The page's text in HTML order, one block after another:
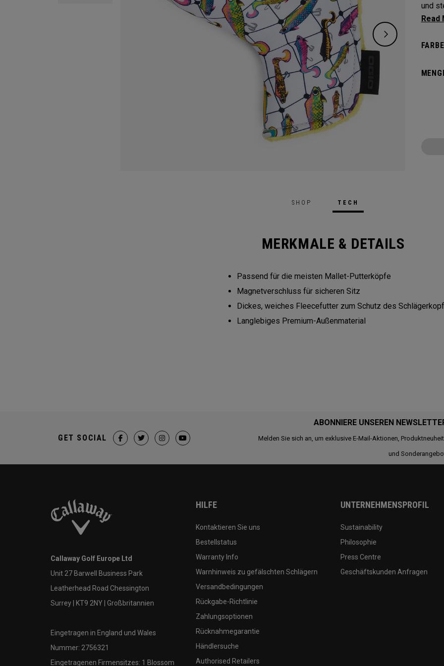
und
SHOP TECH
MERKMALE & DETAILS
Passend für die meisten Mallet-Putterköpfe
Magnetverschluss für sicheren Sitz
Dickes, weiches Fleecefutter zum Schutz des
Langlebiges Premium-Außenmaterial
ABONNIERE UNSEREN
Melden Sie sich an, um exklusive E-Mail-Aktionen,
und
GET SOCIAL
Callaway Golf Europe Ltd
Unit 27 Barwell Business Park
Leatherhead Road Chessington
Surrey | KT9 2NY | Großbritannien
Eingetragen in England und Wales
Nummer: 2756321
Eingetragenen Firmensitzes: 1 Blossom
HILFE
Kontaktieren Sie uns
Bestellstatus
Warranty Info
Warnhinweis zu gefälschten Schlägern
Versandbedingungen
Rückgabe-Richtlinie
Zahlungsoptionen
Rücknahmegarantie
Händlersuche
Authorised Retailers
UNTERNEHMENSPROFIL
Sustainability
Philosophie
Press Centre
Geschäftskunden Anfragen